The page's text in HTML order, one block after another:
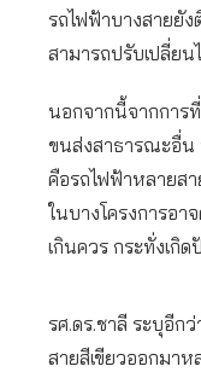
รถไฟฟ้าบางสาย
สามารถปรับเปลี่ยน
นอกจากนี้จากการ
ขนส่งสาธารณะอื่น
คือรถไฟฟ้าหลายส
ในบางโครงการอา
เกินควร กระทั่งเกิ
รศ.ดร.ชาลี ระบุอีก
สายสีเขียวออกมาห